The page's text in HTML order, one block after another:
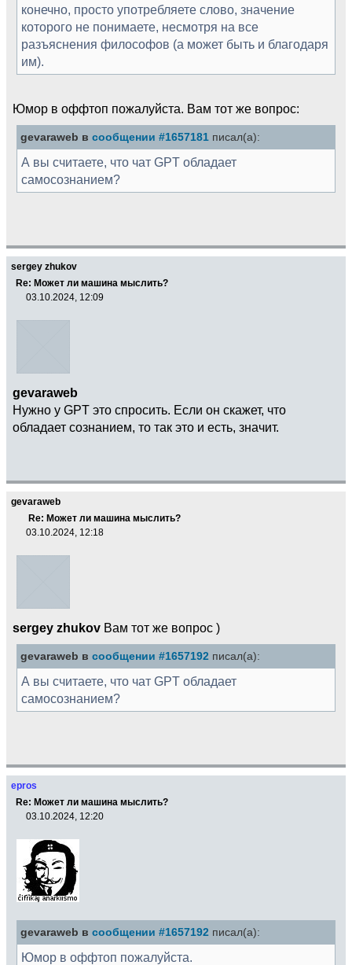
конечно, просто употребляете слово, значение
которого не понимаете, несмотря на все
разъяснения философов (а может быть и благодаря
им).
Юмор в оффтоп пожалуйста. Вам тот же вопрос:
gevaraweb в сообщении #1657181 писал(а):
А вы считаете, что чат GPT обладает
самосознанием?
sergey zhukov
Re: Может ли машина мыслить?
03.10.2024, 12:09
gevaraweb
Нужно у GPT это спросить. Если он скажет, что
обладает сознанием, то так это и есть, значит.
gevaraweb
Re: Может ли машина мыслить?
03.10.2024, 12:18
sergey zhukov Вам тот же вопрос )
gevaraweb в сообщении #1657192 писал(а):
А вы считаете, что чат GPT обладает
самосознанием?
epros
Re: Может ли машина мыслить?
03.10.2024, 12:20
gevaraweb в сообщении #1657192 писал(а):
Юмор в оффтоп пожалуйста.